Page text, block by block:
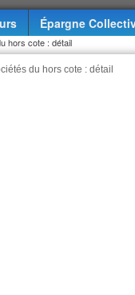
Épargne
hors cote : détail
du hors cote : détail